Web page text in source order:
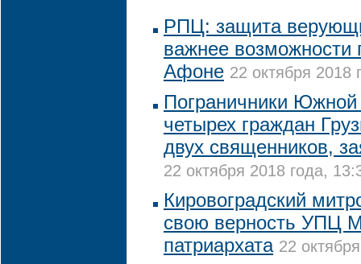
РПЦ: защита
важнее возможности
Афоне 22 октября 2018
Пограничники
четырех граждан
двух священников,
22 октября 2018 года,
Кировоградский
свою верность УПЦ
патриархата 22